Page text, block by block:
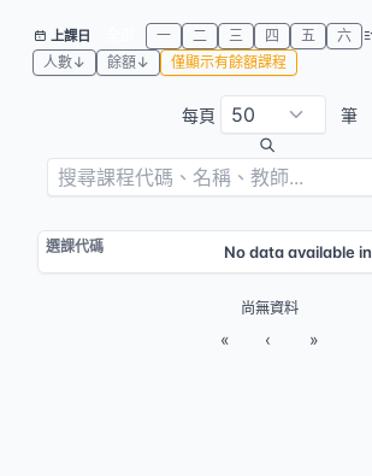
上課日 一 二 三 四 五 六
人數↓
餘額↓ 僅顯示有餘額課程
每頁 筆
No data available
尚無資料
« ‹ »